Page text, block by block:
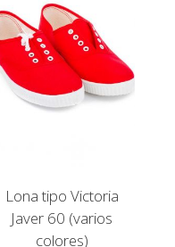
Lona tipo Victoria
Javer 60 (varios
colores)